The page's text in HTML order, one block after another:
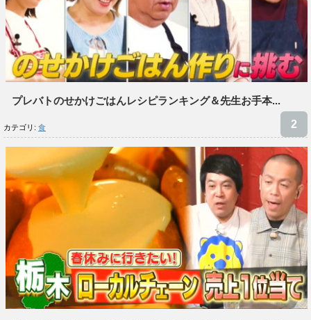
プレバトのせかけごはんレシピランキング＆先生お手本...
カテゴリ: 食